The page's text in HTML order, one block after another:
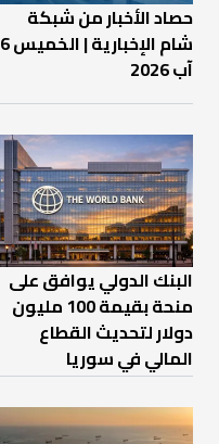
حصاد الأخبار من شبكة
شام الإخبارية | الخميس 6
آب 2026
البنك الدولي يوافق على
منحة بقيمة 100 مليون
دولار لتحديث القطاع
المالي في سوريا